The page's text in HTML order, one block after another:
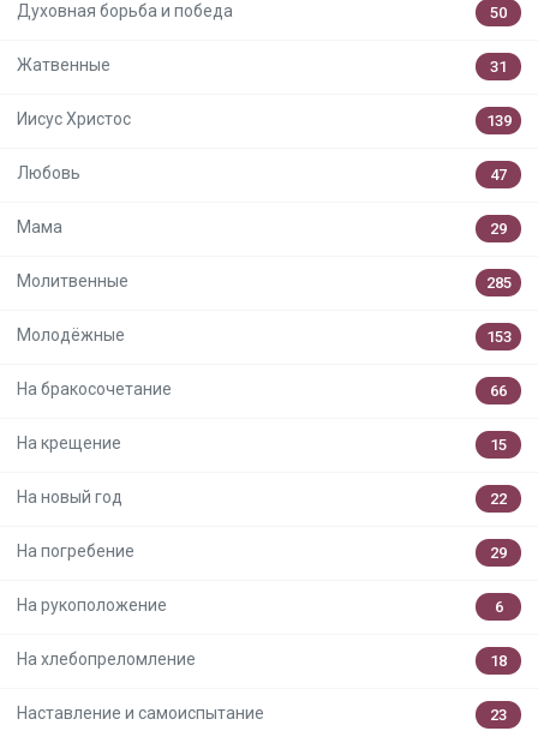
Духовная борьба и победа 50
Жатвенные 31
Иисус Христос 139
Любовь 47
Мама 29
Молитвенные 285
Молодёжные 153
На бракосочетание 66
На крещение 15
На новый год 22
На погребение 29
На рукоположение 6
На хлебопреломление 18
Наставление и самоиспытание 23